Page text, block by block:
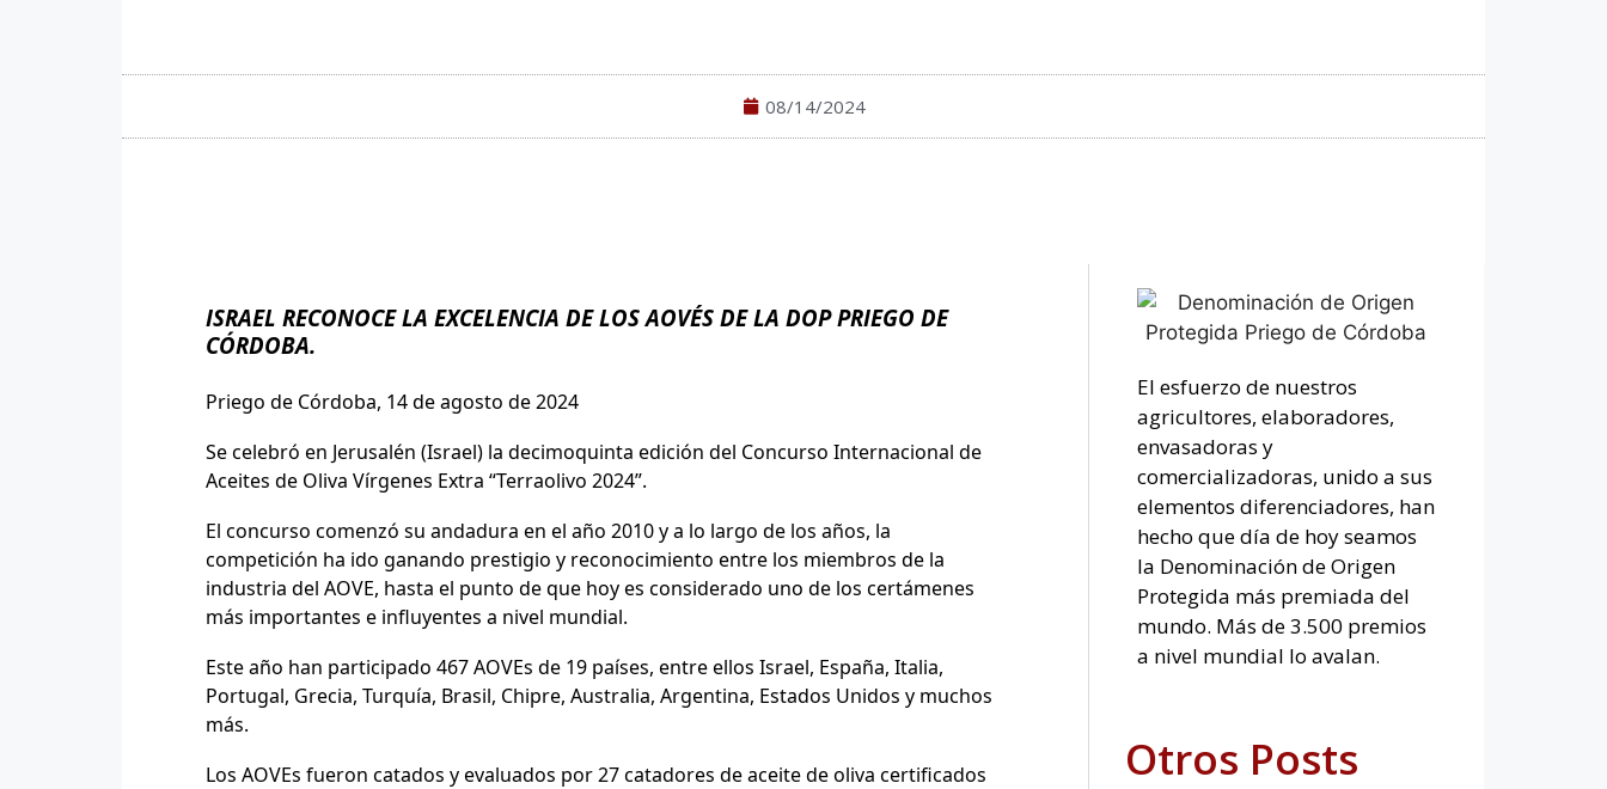
08/14/2024
ISRAEL RECONOCE LA EXCELENCIA DE LOS AOVE´S DE LA DOP PRIEGO DE
CÓRDOBA.
Priego de Córdoba, 14 de agosto de 2024
Se celebró en Jerusalén (Israel) la decimoquinta edición del Concurso Internacional de
Aceites de Oliva Vírgenes Extra “Terraolivo 2024”.
El concurso comenzó su andadura en el año 2010 y a lo largo de los años, la
competición ha ido ganando prestigio y reconocimiento entre los miembros de la
industria del AOVE, hasta el punto de que hoy es considerado uno de los certámenes
más importantes e influyentes a nivel mundial.
Este año han participado 467 AOVEs de 19 países, entre ellos Israel, España, Italia,
Portugal, Grecia, Turquía, Brasil, Chipre, Australia, Argentina, Estados Unidos y muchos
más.
Los AOVEs fueron catados y evaluados por 27 catadores de aceite de oliva certificados
El esfuerzo de nuestros
agricultores, elaboradores,
envasadoras y
comercializadoras, unido a sus
elementos diferenciadores, han
hecho que día de hoy seamos
la Denominación de Origen
Protegida más premiada del
mundo. Más de 3.500 premios
a nivel mundial lo avalan.
Otros Posts